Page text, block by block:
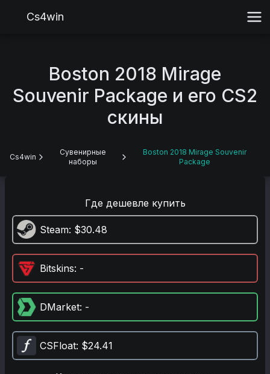
Cs4win
Boston 2018 Mirage
Souvenir Package и его CS2
скины
Cs4win
Сувенирные
наборы
Boston 2018 Mirage Souvenir
Package
Где дешевле купить
Steam: $30.48
Bitskins: -
DMarket: -
CSFloat: $24.41